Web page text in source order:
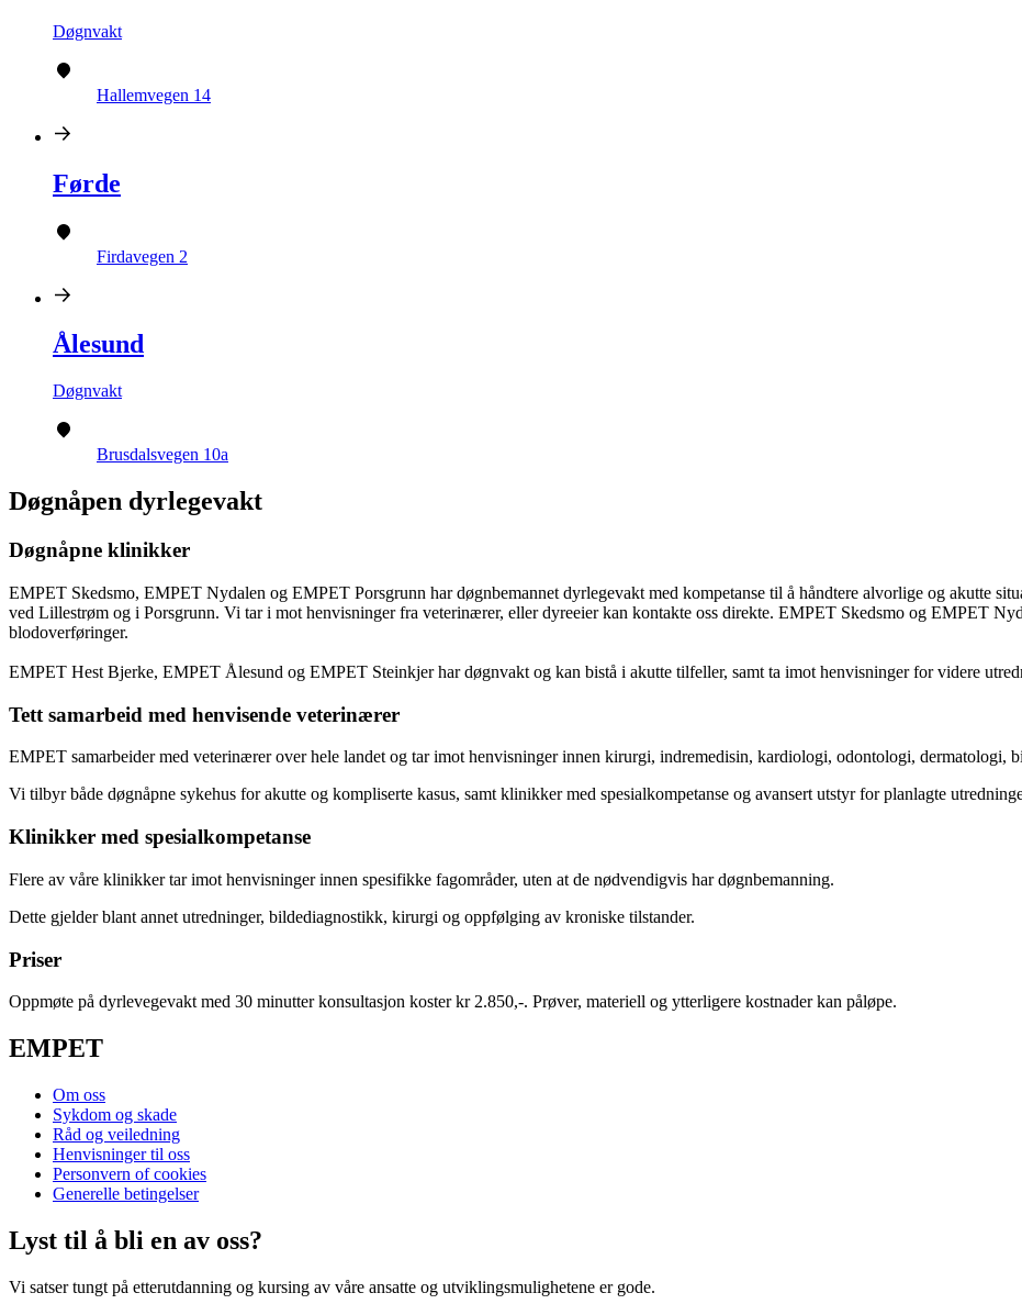
Døgnvakt
Hallemvegen 14
Førde
Firdavegen 2
Ålesund
Døgnvakt
Brusdalsvegen 10a
Døgnåpen dyrlegevakt
Døgnåpne klinikker
EMPET Skedsmo, EMPET Nydalen og EMPET Porsgrunn har døgnbemannet dyrlegevakt med kompetanse til å håndtere alvorlige og akutte
ved Lillestrøm og i Porsgrunn. Vi tar i mot henvisninger fra veterinærer, eller dyreeier kan kontakte oss direkte. EMPET Skedsmo og EMPET
blodoverføringer.
EMPET Hest Bjerke, EMPET Ålesund og EMPET Steinkjer har døgnvakt og kan bistå i akutte tilfeller, samt ta imot henvisninger for videre
Tett samarbeid med henvisende veterinærer
EMPET samarbeider med veterinærer over hele landet og tar imot henvisninger innen kirurgi, indremedisin, kardiologi, odontologi, dermatologi,
Vi tilbyr både døgnåpne sykehus for akutte og kompliserte kasus, samt klinikker med spesialkompetanse og avansert utstyr for planlagte
Klinikker med spesialkompetanse
Flere av våre klinikker tar imot henvisninger innen spesifikke fagområder, uten at de nødvendigvis har døgnbemanning.
Dette gjelder blant annet utredninger, bildediagnostikk, kirurgi og oppfølging av kroniske tilstander.
Priser
Oppmøte på dyrlevegevakt med 30 minutter konsultasjon koster kr 2.850,-. Prøver, materiell og ytterligere kostnader kan påløpe.
EMPET
Om oss
Sykdom og skade
Råd og veiledning
Henvisninger til oss
Personvern of cookies
Generelle betingelser
Lyst til å bli en av oss?
Vi satser tungt på etterutdanning og kursing av våre ansatte og utviklingsmulighetene er gode.